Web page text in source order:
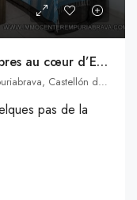
Très bel appartement de 2 chambres au cœur d’Empuriabrava
Empuriabrava, Empuriabrava i entorn, Empuriabrava, Castellón de Ampurias, Alto Ampurdán, Gerona, Cataluña, 17486, España
pas de la